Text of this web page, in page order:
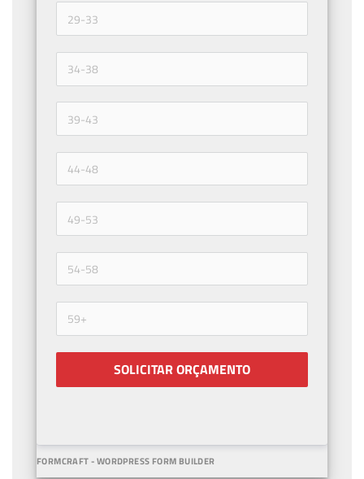
SOLICITAR ORÇAMENTO
FORMCRAFT - WORDPRESS FORM BUILDER